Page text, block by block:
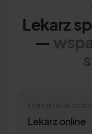
Lekarz
—
Lekarz online